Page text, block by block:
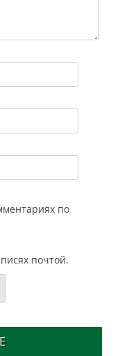
по
почтой.